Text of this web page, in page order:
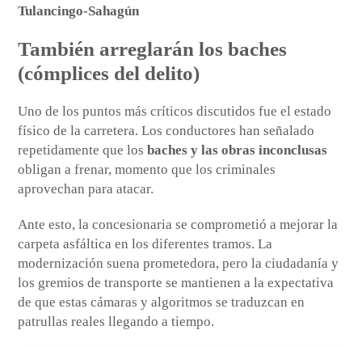
Tulancingo-Sahagún
También arreglarán los baches
(cómplices del delito)
Uno de los puntos más críticos discutidos fue el estado
físico de la carretera. Los conductores han señalado
repetidamente que losbaches y las obras inconclusas
obligan a frenar, momento que los criminales
aprovechan para atacar.
Ante esto, la concesionaria se comprometió a mejorar la
carpeta asfáltica en los diferentes tramos. La
modernización suena prometedora, pero la ciudadanía y
los gremios de transporte se mantienen a la expectativa
de que estas cámaras y algoritmos se traduzcan en
patrullas reales llegando a tiempo.